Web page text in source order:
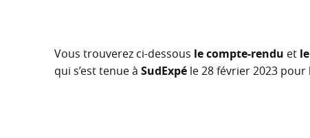
Vous trouverez ci-dessous le compte-rendu et
qui s’est tenue àSudExpé le 28 février 2023